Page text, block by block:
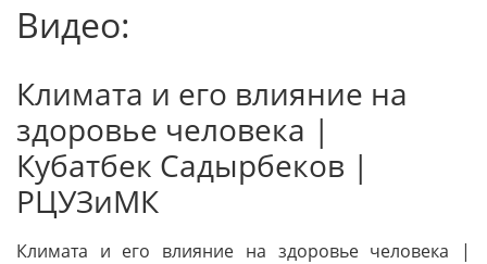
Видео:
Климата и его влияние на
здоровье человека |
Кубатбек Садырбеков |
РЦУЗиМК
Климата и его влияние на здоровье человека |